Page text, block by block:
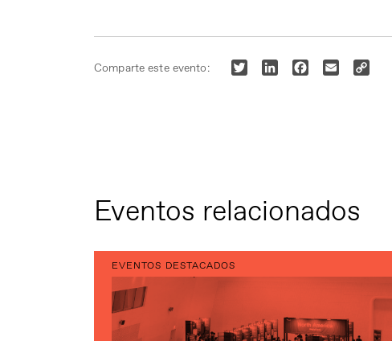
Comparte este evento: TwitterLinkedInFacebook
EmailCopy
Eventos relacionados
EVENTOS DESTACADOS